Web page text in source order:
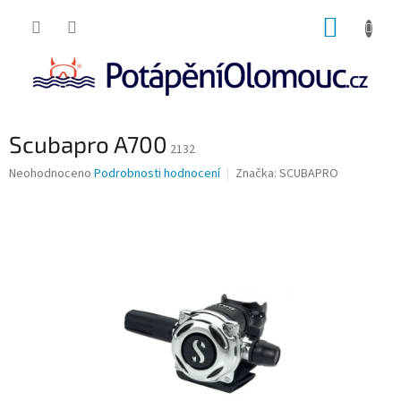
Scubapro A700 2132
Průměrné
Neohodnoceno Podrobnosti hodnocení Značka: SCUBAPRO